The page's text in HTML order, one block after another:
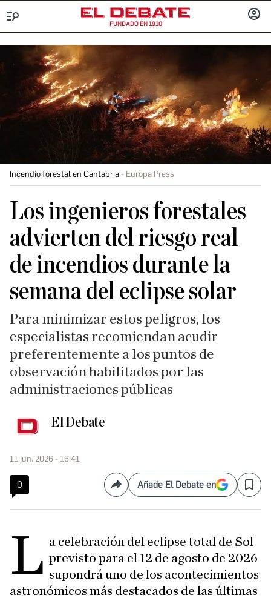
FUNDADO EN 1910
Incendio forestal en Cantabria Europa Press
Los ingenieros forestales
advierten del riesgo real
de incendios durante la
semana del eclipse solar
Para minimizar estos peligros, los
especialistas recomiendan acudir
preferentemente a los puntos de
observación habilitados por las
administraciones públicas
El Debate
11 jun. 2026 - 16:41
0 CompartirAñade El Debate en Save
L a celebración del eclipse total de Sol
previsto para el 12 de agosto de 2026
supondrá uno de los acontecimientos
astronómicos más destacados de las últimas